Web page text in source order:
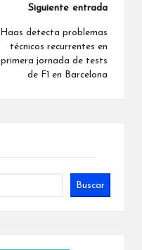
Siguiente entrada
Haas detecta problemas
técnicos recurrentes en
primera jornada de tests
de F1 en Barcelona
Buscar